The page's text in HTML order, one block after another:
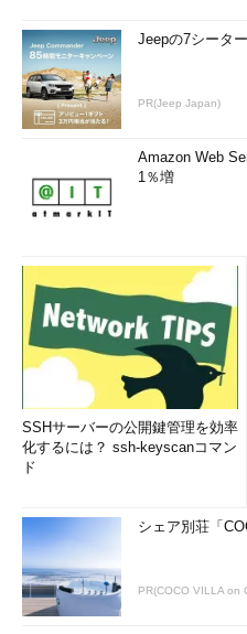
Jeepの7シータ
PR(Jeep Japan)
Amazon Web
1％増
SSHサーバーの公開鍵管理を効率
化するには？ ssh-keyscanコマン
ド
シェア別荘「
PR(COCO VILLA on